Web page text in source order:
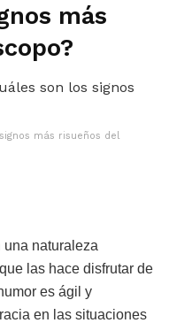
más
más risueños del
una naturaleza
las hace disfrutar de
es ágil y
en las situaciones